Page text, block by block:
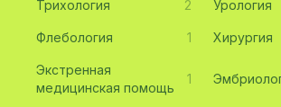
Трихология 2 Урология
Флебология 1 Хирургия
Экстренная
медицинская помощь
1